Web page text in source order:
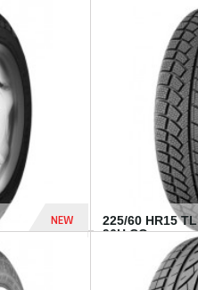
NEW
225/60 HR15 TL
96H CO...